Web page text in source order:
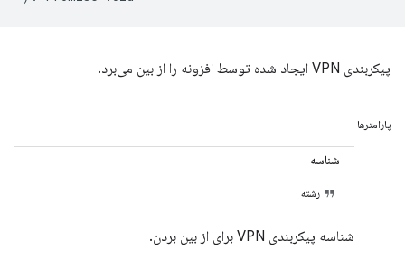
پیکربندی VPN ایجاد شده توسط افزونه را از بین می‌برد.
پارامترها
شناسه
رشته
شناسه پیکربندی VPN برای از بین بردن.